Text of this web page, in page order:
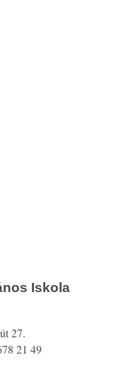
Iskola
27.
21 49